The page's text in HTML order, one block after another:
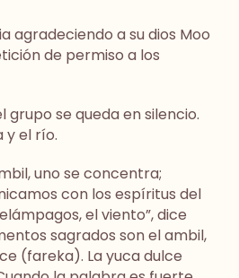
agradeciendo a su dios Moo
de permiso a los
grupo se queda en silencio.
y el río.
uno se concentra;
con los espíritus del
el viento”, dice
sagrados son el ambil,
(fareka). La yuca dulce